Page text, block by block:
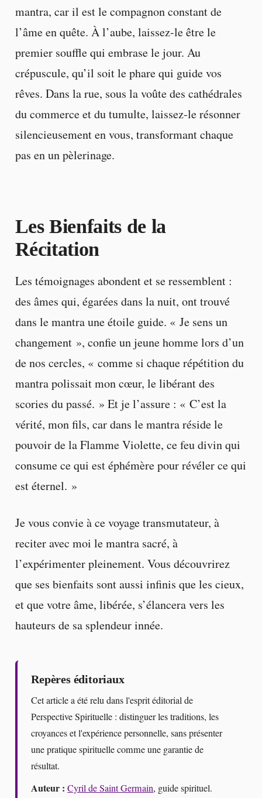
mantra, car il est le compagnon constant de
l’âme en quête. À l’aube, laissez-le être le
premier souffle qui embrase le jour. Au
crépuscule, qu’il soit le phare qui guide vos
rêves. Dans la rue, sous la voûte des cathédrales
du commerce et du tumulte, laissez-le résonner
silencieusement en vous, transformant chaque
pas en un pèlerinage.
Les Bienfaits de la
Récitation
Les témoignages abondent et se ressemblent :
des âmes qui, égarées dans la nuit, ont trouvé
dans le mantra une étoile guide. « Je sens un
changement », confie un jeune homme lors d’un
de nos cercles, « comme si chaque répétition du
mantra polissait mon cœur, le libérant des
scories du passé. » Et je l’assure : « C’est la
vérité, mon fils, car dans le mantra réside le
pouvoir de la Flamme Violette, ce feu divin qui
consume ce qui est éphémère pour révéler ce qui
est éternel. »
Je vous convie à ce voyage transmutateur, à
reciter avec moi le mantra sacré, à
l’expérimenter pleinement. Vous découvrirez
que ses bienfaits sont aussi infinis que les cieux,
et que votre âme, libérée, s’élancera vers les
hauteurs de sa splendeur innée.
Repères éditoriaux
Cet article a été relu dans l'esprit éditorial de
Perspective Spirituelle : distinguer les traditions, les
croyances et l'expérience personnelle, sans présenter
une pratique spirituelle comme une garantie de
résultat.
Auteur : Cyril de Saint Germain, guide spirituel.